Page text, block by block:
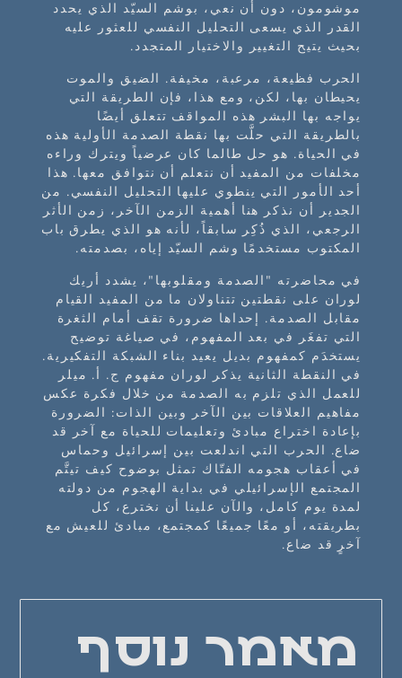
موشومون، دون أن نعي، بوشم السيّد الذي يحدد
القدر الذي يسعى التحليل النفسي للعثور عليه
بحيث يتيح التغيير والاختيار المتجدد.
الحرب فظيعة، مرعبة، مخيفة. الضيق والموت
يحيطان بها، لكن، ومع هذا، فإن الطريقة التي
يواجه بها البشر هذه المواقف تتعلق أيضًا
بالطريقة التي حلَّت بها نقطة الصدمة الأولية هذه
في الحياة. هو حل طالما كان عرضياً ويترك وراءه
مخلفات من المفيد أن نتعلم أن نتوافق معها. هذا
أحد الأمور التي ينطوي عليها التحليل النفسي. من
الجدير أن نذكر هنا أهمية الزمن الآخر، زمن الأثر
الرجعي، الذي ذُكِر سابقاً، لأنه هو الذي يطرق باب
المكتوب مستخدمًا وشم السيّد إياه، بصدمته.
في محاضرته "الصدمة ومقلوبها"، يشدد أريك
لوران على نقطتين تتناولان ما من المفيد القيام
مقابل الصدمة. إحداها ضرورة تقف أمام الثغرة
التي تفغَر في بعد المفهوم، في صياغة توضيح
يستخدَم كمفهوم بديل يعيد بناء الشبكة التفكيرية.
في النقطة الثانية يذكر لوران مفهوم ج. أ. ميلر
للعمل الذي تلزم به الصدمة من خلال فكرة عكس
مفاهيم العلاقات بين الآخر وبين الذات: الضرورة
بإعادة اختراع مبادئ وتعليمات للحياة مع آخر قد
ضاع. الحرب التي اندلعت بين إسرائيل وحماس
في أعقاب هجومه الفتّاك تمثل بوضوح كيف تيتَّم
المجتمع الإسرائيلي في بداية الهجوم من دولته
لمدة يوم كامل، والآن علينا أن نخترع، كل
بطريقته، أو معًا جميعًا كمجتمع، مبادئ للعيش مع
آخرٍ قد ضاع.
מאמר נוסף